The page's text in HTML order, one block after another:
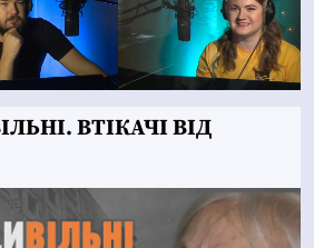
ВТІКАЧІ ВІД